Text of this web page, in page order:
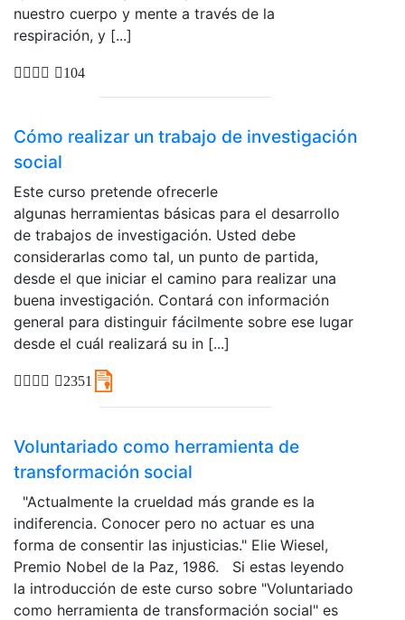
nuestro cuerpo y mente a través de la
respiración, y [...]
104
Cómo realizar un trabajo de investigación
social
Este curso pretende ofrecerle
algunas herramientas básicas para el desarrollo
de trabajos de investigación. Usted debe
considerarlas como tal, un punto de partida,
desde el que iniciar el camino para realizar una
buena investigación. Contará con información
general para distinguir fácilmente sobre ese lugar
desde el cuál realizará su in [...]
2351
Voluntariado como herramienta de
transformación social
"Actualmente la crueldad más grande es la
indiferencia. Conocer pero no actuar es una
forma de consentir las injusticias." Elie Wiesel,
Premio Nobel de la Paz, 1986. Si estas leyendo
la introducción de este curso sobre "Voluntariado
como herramienta de transformación social" es